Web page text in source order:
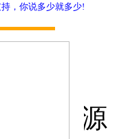
，你说多少就多少!
件来